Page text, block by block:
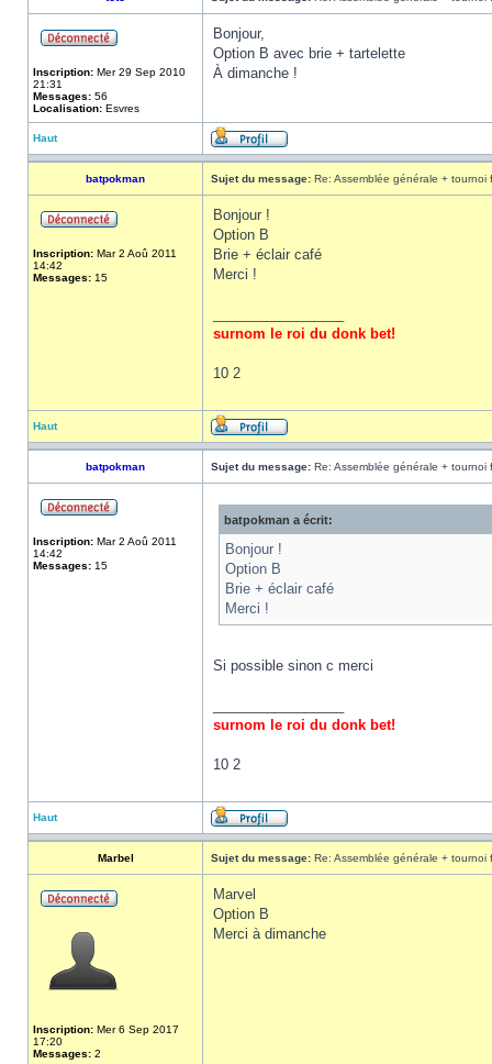
Inscription: Mer 29 Sep 2010
21:31
Messages: 56
Localisation: Esvres
Bonjour,
Option B avec brie + tartelette
À dimanche !
Haut
batpokman Sujet du message: Re: Assemblée générale +
Inscription: Mar 2 Aoû 2011
14:42
Messages: 15
Bonjour !
Option B
Brie + éclair café
Merci !
surnom le roi du donk bet!
10 2
Haut
batpokman Sujet du message: Re: Assemblée générale +
Inscription: Mar 2 Aoû 2011
14:42
Messages: 15
batpokman a écrit:
Bonjour !
Option B
Brie + éclair café
Merci !
Si possible sinon c merci
surnom le roi du donk bet!
10 2
Haut
Marbel Sujet du message: Re: Assemblée générale +
Inscription: Mer 6 Sep 2017
17:20
Messages: 2
Marvel
Option B
Merci à dimanche